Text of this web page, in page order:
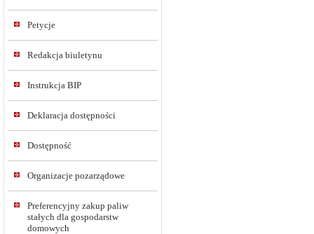
Petycje
Redakcja biuletynu
Instrukcja BIP
Deklaracja dostępności
Dostępność
Organizacje pozarządowe
Preferencyjny zakup paliw
stałych dla gospodarstw
domowych